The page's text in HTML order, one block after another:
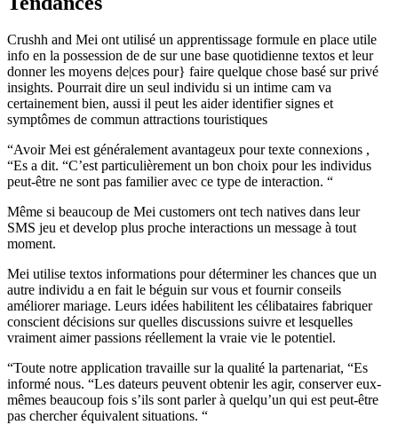
Crushh and Mei ont utilisé un apprentissage formule en place utile
info en la possession de de sur une base quotidienne textos et leur
donner les moyens de|ces pour} faire quelque chose basé sur privé
insights. Pourrait dire un seul individu si un intime cam va
certainement bien, aussi il peut les aider identifier signes et
symptômes de commun attractions touristiques
“Avoir Mei est généralement avantageux pour texte connexions ,
“Es a dit. “C’est particulièrement un bon choix pour les individus
peut-être ne sont pas familier avec ce type de interaction. “
Même si beaucoup de Mei customers ont tech natives dans leur
SMS jeu et develop plus proche interactions un message à tout
moment.
Mei utilise textos informations pour déterminer les chances que un
autre individu a en fait le béguin sur vous et fournir conseils
améliorer mariage. Leurs idées habilitent les célibataires fabriquer
conscient décisions sur quelles discussions suivre et lesquelles
vraiment aimer passions réellement la vraie vie le potentiel.
“Toute notre application travaille sur la qualité la partenariat, “Es
informé nous. “Les dateurs peuvent obtenir les agir, conserver eux-
mêmes beaucoup fois s’ils sont parler à quelqu’un qui est peut-être
pas chercher équivalent situations. “